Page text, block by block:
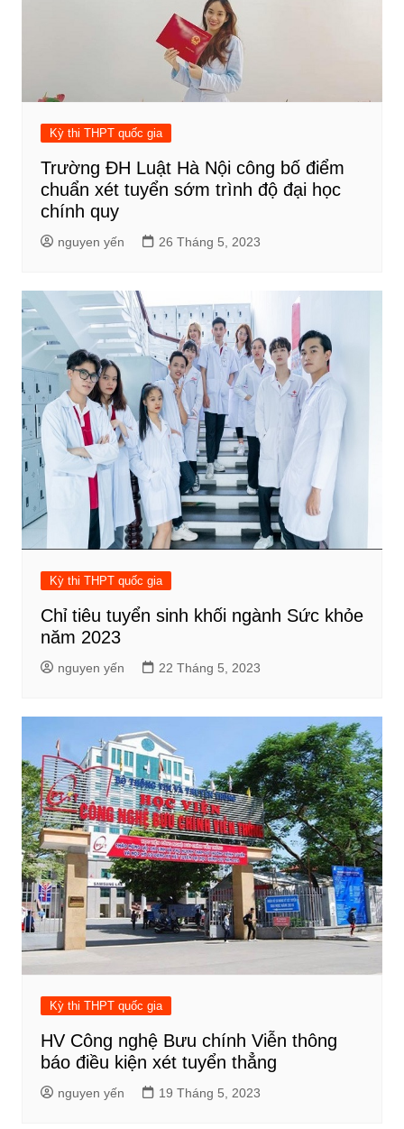
Kỳ thi THPT quốc gia
Trường ĐH Luật Hà Nội công bố điểm
chuẩn xét tuyển sớm trình độ đại học
chính quy
nguyen yến 26 Tháng 5, 2023
Kỳ thi THPT quốc gia
Chỉ tiêu tuyển sinh khối ngành Sức khỏe
năm 2023
nguyen yến 22 Tháng 5, 2023
Kỳ thi THPT quốc gia
HV Công nghệ Bưu chính Viễn thông
báo điều kiện xét tuyển thẳng
nguyen yến 19 Tháng 5, 2023